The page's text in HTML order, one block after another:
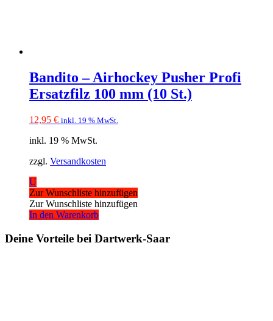
Bandito – Airhockey Pusher Profi
Ersatzfilz 100 mm (10 St.)
12,95 € inkl. 19 % MwSt.
inkl. 19 % MwSt.
zzgl. Versandkosten
U
Zur Wunschliste hinzufügen
Zur Wunschliste hinzufügen
In den Warenkorb
Deine Vorteile bei Dartwerk-Saar